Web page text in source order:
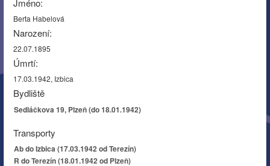
Jméno:
Berta Habelová
Narození:
22.07.1895
Úmrtí:
17.03.1942, Izbica
Bydliště
Sedláčkova 19, Plzeň (do 18.01.1942)
Transporty
Ab do Izbica (17.03.1942 od Terezín)
R do Terezín (18.01.1942 od Plzeň)